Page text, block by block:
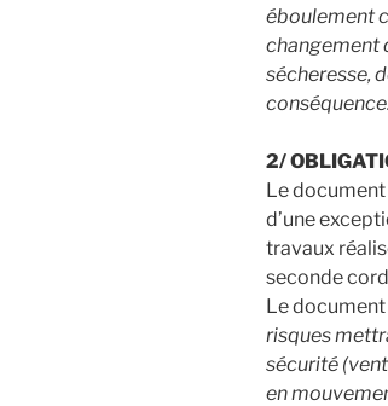
éboulement
changement
sécheresse,
conséquence.
2/
Le document
d’une
travaux
seconde
Le document
risques
sécurité
en